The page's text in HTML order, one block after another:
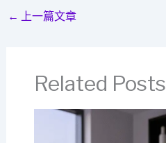
← 上一篇文章
Related Posts